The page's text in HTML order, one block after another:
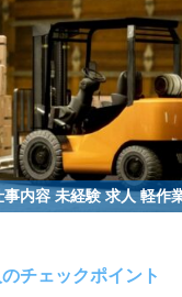
事内容 未経験求人軽作
チェックポイント